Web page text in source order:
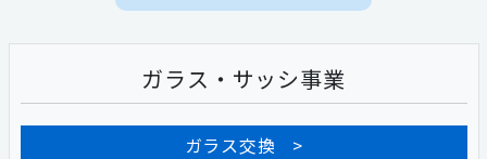
ガラス・サッシ事業
ガラス交換